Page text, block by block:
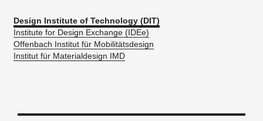
Design Institute of Technology (DIT)
Institute for Design Exchange (IDEe)
Offenbach Institut für Mobilitätsdesign
Institut für Materialdesign IMD